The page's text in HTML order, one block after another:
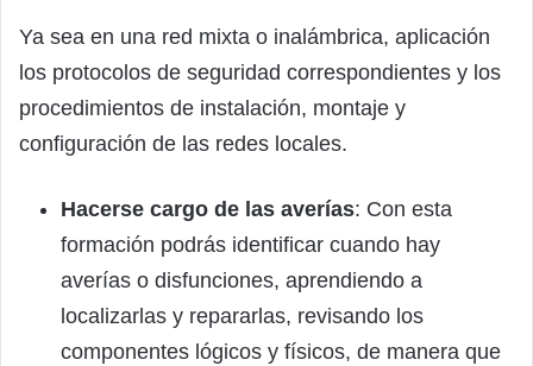
Ya sea en una red mixta o inalámbrica, aplicación
los protocolos de seguridad correspondientes y los
procedimientos de instalación, montaje y
configuración de las redes locales.
Hacerse cargo de las averías: Con esta
formación podrás identificar cuando hay
averías o disfunciones, aprendiendo a
localizarlas y repararlas, revisando los
componentes lógicos y físicos, de manera que